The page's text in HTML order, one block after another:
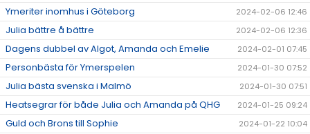
Ymeriter inomhus i Göteborg 2024-02-06 12:46
Julia bättre å bättre 2024-02-06 12:36
Dagens dubbel av Algot, Amanda och Emelie 2024-02-01 07:45
Personbästa för Ymerspelen 2024-01-30 07:52
Julia bästa svenska i Malmö 2024-01-30 07:51
Heatsegrar för både Julia och Amanda på QHG 2024-01-25 09:24
Guld och Brons till Sophie 2024-01-22 10:04